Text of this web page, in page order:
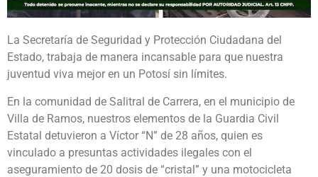
La Secretaría de Seguridad y Protección Ciudadana del
Estado, trabaja de manera incansable para que nuestra
juventud viva mejor en un Potosí sin límites.
En la comunidad de Salitral de Carrera, en el municipio de
Villa de Ramos, nuestros elementos de la Guardia Civil
Estatal detuvieron a Víctor “N” de 28 años, quien es
vinculado a presuntas actividades ilegales con el
aseguramiento de 20 dosis de “cristal” y una motocicleta